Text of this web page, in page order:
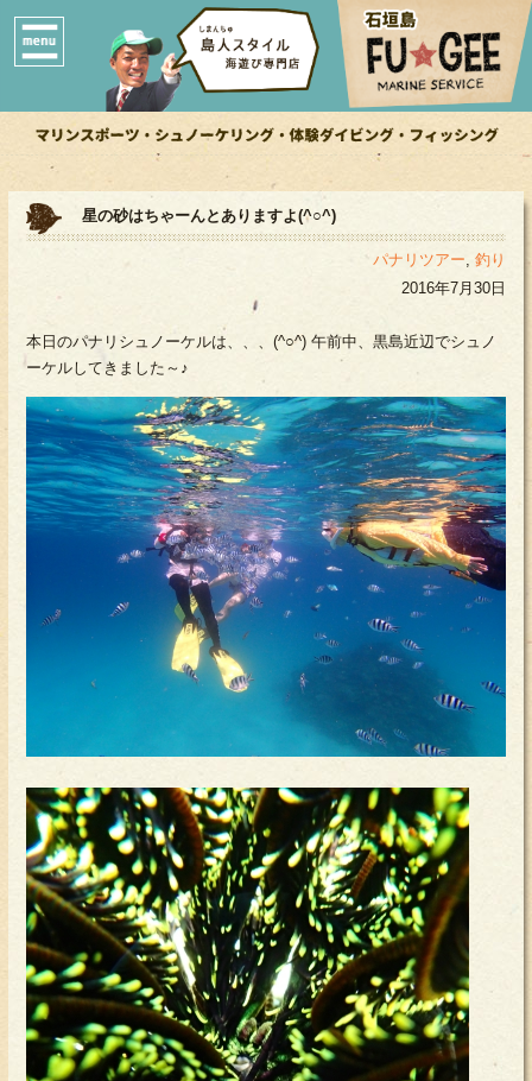
星の砂はちゃーんとありますよ(^○^)
パナリツアー, 釣り
2016年7月30日
本日のパナリシュノーケルは、、、(^○^) 午前中、黒島近辺でシュノ
ーケルしてきました～♪